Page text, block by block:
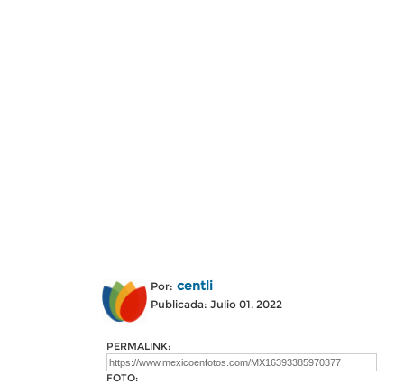
Por: centli
Publicada: Julio 01, 2022
PERMALINK:
FOTO: